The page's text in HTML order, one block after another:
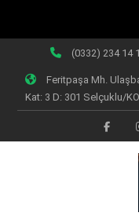
content
(0332) 234 14
Feritpaşa Mh.
Kat: 3 D: 301 Selçuklu/
Facebook